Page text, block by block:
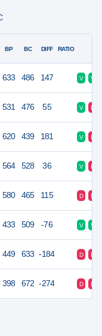
BP BC DIFF RATIO
633 486 147 V V
531 476 55 V D
620 439 181 V D
564 528 36 V D
580 465 115 D D
433 509 -76 V V
449 633 -184 D D
398 672 -274 D D